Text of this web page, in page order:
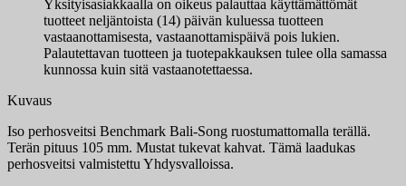
Yksityisasiakkaalla on oikeus palauttaa käyttämättömät
tuotteet neljäntoista (14) päivän kuluessa tuotteen
vastaanottamisesta, vastaanottamispäivä pois lukien.
Palautettavan tuotteen ja tuotepakkauksen tulee olla samassa
kunnossa kuin sitä vastaanotettaessa.
Kuvaus
Iso perhosveitsi Benchmark Bali-Song ruostumattomalla terällä.
Terän pituus 105 mm. Mustat tukevat kahvat. Tämä laadukas
perhosveitsi valmistettu Yhdysvalloissa.